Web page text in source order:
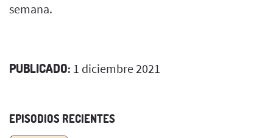
semana.
PUBLICADO: 1 diciembre 2021
EPISODIOS RECIENTES